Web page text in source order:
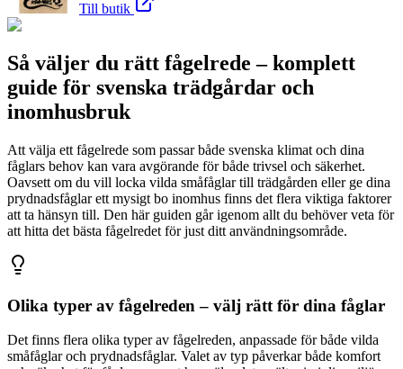
Till butik
Så väljer du rätt fågelrede – komplett
guide för svenska trädgårdar och
inomhusbruk
Att välja ett fågelrede som passar både svenska klimat och dina
fåglars behov kan vara avgörande för både trivsel och säkerhet.
Oavsett om du vill locka vilda småfåglar till trädgården eller ge dina
prydnadsfåglar ett mysigt bo inomhus finns det flera viktiga faktorer
att ta hänsyn till. Den här guiden går igenom allt du behöver veta för
att hitta det bästa fågelredet för just ditt användningsområde.
Olika typer av fågelreden – välj rätt för dina fåglar
Det finns flera olika typer av fågelreden, anpassade för både vilda
småfåglar och prydnadsfåglar. Valet av typ påverkar både komfort